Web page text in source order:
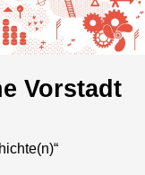
Vorstadt